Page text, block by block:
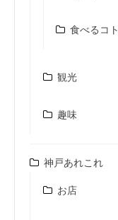
食べるコト
観光
趣味
神戸あれこれ
お店